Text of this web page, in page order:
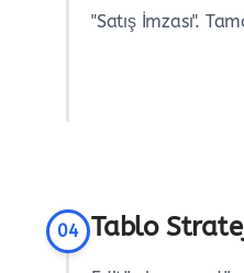
"Satış İmzası".
04 Tablo